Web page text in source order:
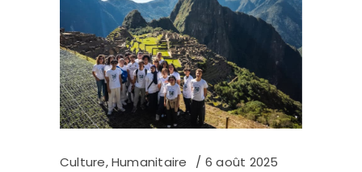
Culture,Humanitaire 6 août 2025